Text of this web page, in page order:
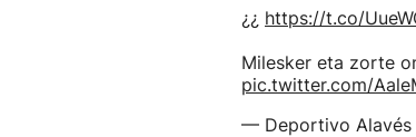
¿¿ https://t.co/
Milesker eta zorte
pic.twitter.com/
— Deportivo Alavés